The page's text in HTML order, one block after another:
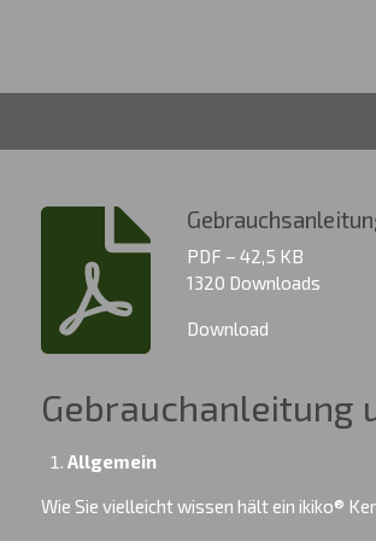
PDF – 42,5 KB
1320 Downloads
Download
Gebrauchanleitung
Allgemein
Wie Sie vielleicht wissen hält ein ikiko®